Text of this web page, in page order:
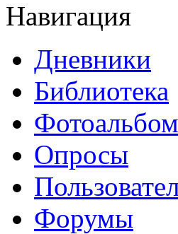
Навигация
Дневники
Библиотека
Фотоальбом
Опросы
Форумы